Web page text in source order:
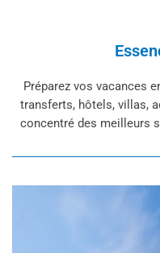
Préparez vos vacances
transferts, hôtels, villas,
concentré des meilleurs